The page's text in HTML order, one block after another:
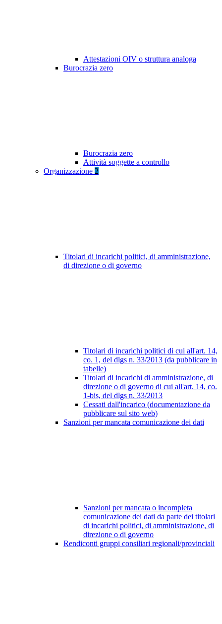
Attestazioni OIV o struttura analoga
Burocrazia zero
Burocrazia zero
Attività soggette a controllo
Organizzazione 2
Titolari di incarichi politici, di amministrazione,
di direzione o di governo
Titolari di incarichi politici di cui all'art. 14,
co. 1, del dlgs n. 33/2013 (da pubblicare in
tabelle)
Titolari di incarichi di amministrazione, di
direzione o di governo di cui all'art. 14, co.
1-bis, del dlgs n. 33/2013
Cessati dall'incarico (documentazione da
pubblicare sul sito web)
Sanzioni per mancata comunicazione dei dati
Sanzioni per mancata o incompleta
comunicazione dei dati da parte dei titolari
di incarichi politici, di amministrazione, di
direzione o di governo
Rendiconti gruppi consiliari regionali/provinciali